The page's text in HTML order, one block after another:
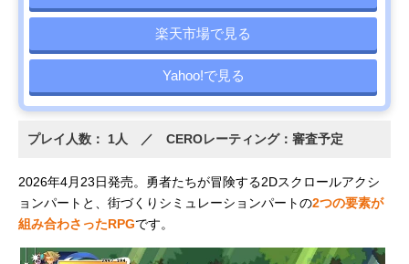
楽天市場で見る
Yahoo!で見る
プレイ人数： 1人 ／ CEROレーティング：審査予定
2026年4月23日発売。勇者たちが冒険する2Dスクロールアクシ
ョンパートと、街づくりシミュレーションパートの2つの要素が
組み合わさったRPGです。